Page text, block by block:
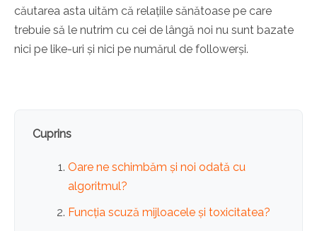
căutarea asta uităm că relațiile sănătoase pe care
trebuie să le nutrim cu cei de lângă noi nu sunt bazate
nici pe like-uri și nici pe numărul de followerși.
Cuprins
Oare ne schimbăm și noi odată cu
algoritmul?
Funcția scuză mijloacele și toxicitatea?